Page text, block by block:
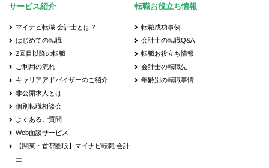
サービス紹介
マイナビ転職 会計士とは？
はじめての転職
2回目以降の転職
ご利用の流れ
キャリアアドバイザーのご紹介
非公開求人とは
個別転職相談会
よくあるご質問
Web面談サービス
【関東・首都圏版】マイナビ転職 会計
士
転職お役立ち情報
転職成功事例
会計士の転職Q&A
転職お役立ち情報
会計士の転職先
年齢別の転職事情